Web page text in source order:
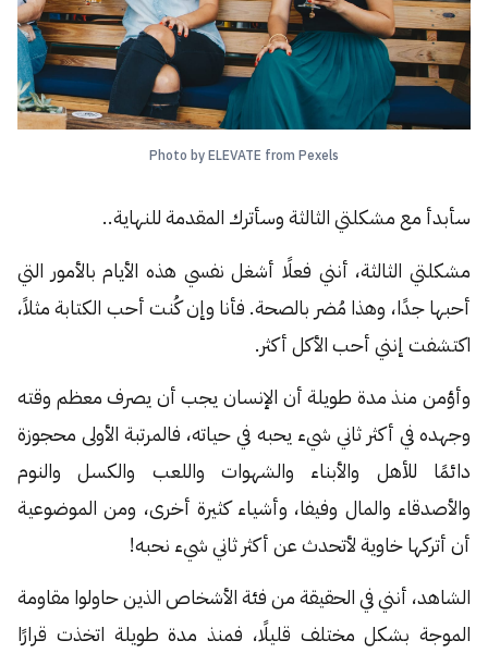
Photo by ELEVATE from Pexels
سأبدأ مع مشكلتي الثالثة وسأترك المقدمة للنهاية..
مشكلتي الثالثة، أنني فعلًا أشغل نفسي هذه الأيام بالأمور التي
أحبها جدًا، وهذا مُضر بالصحة. فأنا وإن كُنت أحب الكتابة مثلاً،
اكتشفت إنني أحب الأكل أكثر.
وأؤمن منذ مدة طويلة أن الإنسان يجب أن يصرف معظم وقته
وجهده في أكثر ثاني شيء يحبه في حياته، فالمرتبة الأولى محجوزة
دائمًا للأهل والأبناء والشهوات واللعب والكسل والنوم
والأصدقاء والمال وفيفا، وأشياء كثيرة أخرى، ومن الموضوعية
أن أتركها خاوية لأتحدث عن أكثر ثاني شيء نحبه!
الشاهد، أنني في الحقيقة من فئة الأشخاص الذين حاولوا مقاومة
الموجة بشكل مختلف قليلًا، فمنذ مدة طويلة اتخذت قرارًا